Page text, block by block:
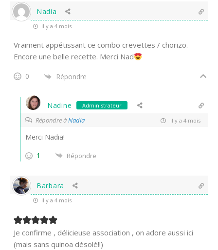
Nadia
il y a 4 mois
Vraiment appétissant ce combo crevettes / chorizo.
Encore une belle recette. Merci Nad
0 Répondre
Nadine Administrateur
Répondre àNadia il y a 4 mois
Merci Nadia!
1
Répondre
Barbara
il y a 4 mois
Je confirme , délicieuse association , on adore aussi ici
(mais sans quinoa désolé!!)